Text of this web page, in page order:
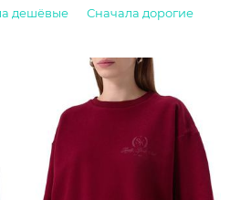
дешёвые Сначала дорогие